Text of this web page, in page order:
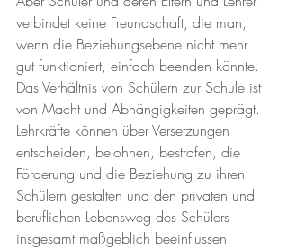
verbindet keine Freundschaft, die man,
wenn die Beziehungsebene nicht mehr
gut funktioniert, einfach beenden könnte.
Das Verhältnis von Schülern zur Schule ist
von Macht und Abhängigkeiten geprägt.
Lehrkräfte können über Versetzungen
entscheiden, belohnen, bestrafen, die
Förderung und die Beziehung zu ihren
Schülern gestalten und den privaten und
beruflichen Lebensweg des Schülers
insgesamt maßgeblich beeinflussen.